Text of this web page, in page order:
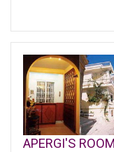
APERGI'S